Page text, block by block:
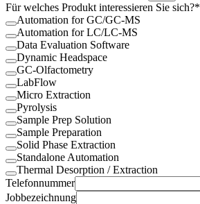
Für welches Produkt interessieren Sie sich?*
Automation for GC/GC-MS
Automation for LC/LC-MS
Data Evaluation Software
Dynamic Headspace
GC-Olfactometry
LabFlow
Micro Extraction
Pyrolysis
Sample Prep Solution
Sample Preparation
Solid Phase Extraction
Standalone Automation
Thermal Desorption / Extraction
Telefonnummer
Jobbezeichnung